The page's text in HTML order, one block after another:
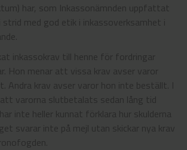
har, som Inkassonämnden uppfattat
strid med god etik i inkassoverksamhet i
inkassokrav till henne för fordringar
Hon menar att vissa krav avser varor
Andra krav avser varor hon inte beställt. I
varorna slutbetalats sedan lång tid
inte heller kunnat förklara hur skulderna
svarar inte på mejl utan skickar nya krav